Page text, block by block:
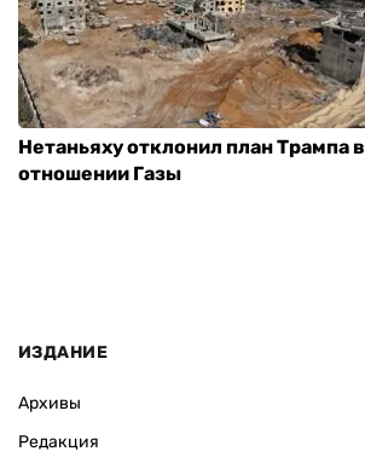
Нетаньяху отклонил план Трампа в
отношении Газы
ИЗДАНИЕ
Архивы
Редакция